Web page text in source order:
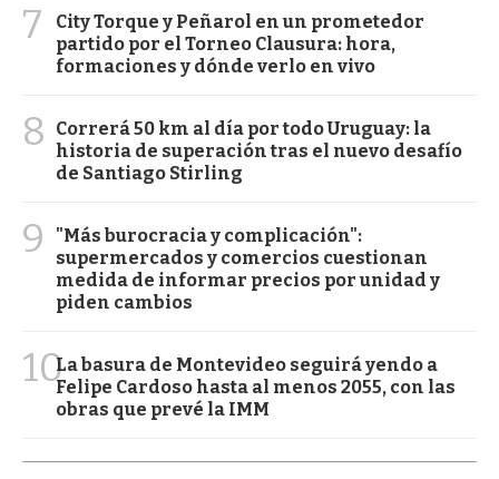
7
City Torque y Peñarol en un prometedor
partido por el Torneo Clausura: hora,
formaciones y dónde verlo en vivo
8
Correrá 50 km al día por todo Uruguay: la
historia de superación tras el nuevo desafío
de Santiago Stirling
9
"Más burocracia y complicación":
supermercados y comercios cuestionan
medida de informar precios por unidad y
piden cambios
10La basura de Montevideo seguirá yendo a
Felipe Cardoso hasta al menos 2055, con las
obras que prevé la IMM